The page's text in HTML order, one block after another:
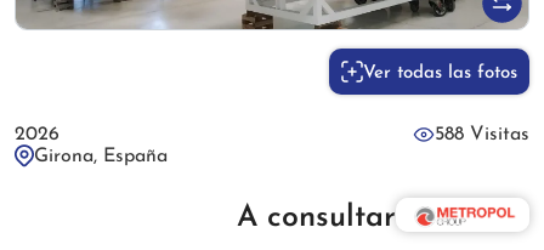
Ver todas las fotos
2026
588 Visitas
Girona, España
A consultar